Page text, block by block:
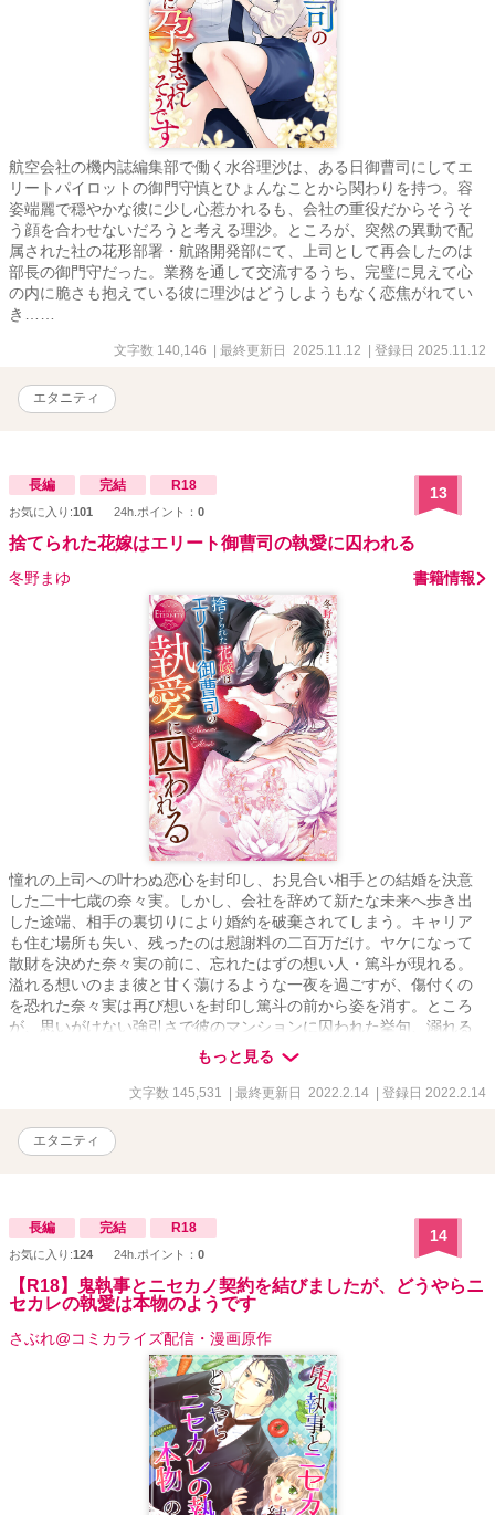
航空会社の機内誌編集部で働く水谷理沙は、ある日御曹司にしてエ
リートパイロットの御門守慎とひょんなことから関わりを持つ。容
姿端麗で穏やかな彼に少し心惹かれるも、会社の重役だからそうそ
う顔を合わせないだろうと考える理沙。ところが、突然の異動で配
属された社の花形部署・航路開発部にて、上司として再会したのは
部長の御門守だった。業務を通して交流するうち、完璧に見えて心
の内に脆さも抱えている彼に理沙はどうしようもなく恋焦がれてい
き……
文字数 140,146 | 最終更新日 2025.11.12 | 登録日 2025.11.12
エタニティ
長編 完結 R18
お気に入り:101 24h.ポイント： 0
13
捨てられた花嫁はエリート御曹司の執愛に囚われる
冬野まゆ 書籍情報
憧れの上司への叶わぬ恋心を封印し、お見合い相手との結婚を決意
した二十七歳の奈々実。しかし、会社を辞めて新たな未来へ歩き出
した途端、相手の裏切りにより婚約を破棄されてしまう。キャリア
も住む場所も失い、残ったのは慰謝料の二百万だけ。ヤケになって
散財を決めた奈々実の前に、忘れたはずの想い人・篤斗が現れる。
溢れる想いのまま彼と甘く蕩けるような一夜を過ごすが、傷付くの
を恐れた奈々実は再び想いを封印し篤斗の前から姿を消す。ところ
が、思いがけない強引さで彼のマンションに囚われた挙句、溺れる
ほどの愛情を注がれる日々が始まって!? 一夜の夢から花開く、濃密
もっと見る
文字数 145,531 | 最終更新日 2022.2.14 | 登録日 2022.2.14
エタニティ
長編 完結 R18
お気に入り:124 24h.ポイント： 0
14
【R18】鬼執事とニセカノ契約を結びましたが、どうやらニ
セカレの執愛は本物のようです
さぶれ@コミカライズ配信・漫画原作